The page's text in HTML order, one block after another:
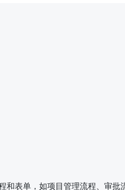
和表单，如项目管理流程、审批